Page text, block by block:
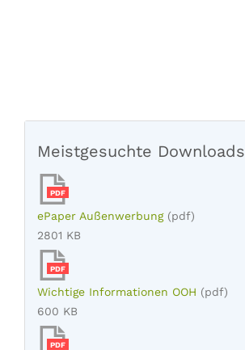
Meistgesuchte Downloads
PDF
ePaper Außenwerbung (pdf)
2801 KB
PDF
Wichtige Informationen OOH (pdf)
600 KB
PDF